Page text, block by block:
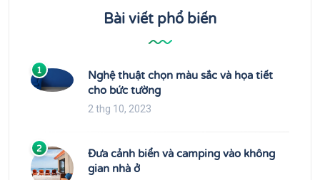
Bài viết phổ biến
1
Nghệ thuật chọn màu sắc và họa tiết
cho bức tường
2 thg 10, 2023
2
Đưa cảnh biển và camping vào không
gian nhà ở